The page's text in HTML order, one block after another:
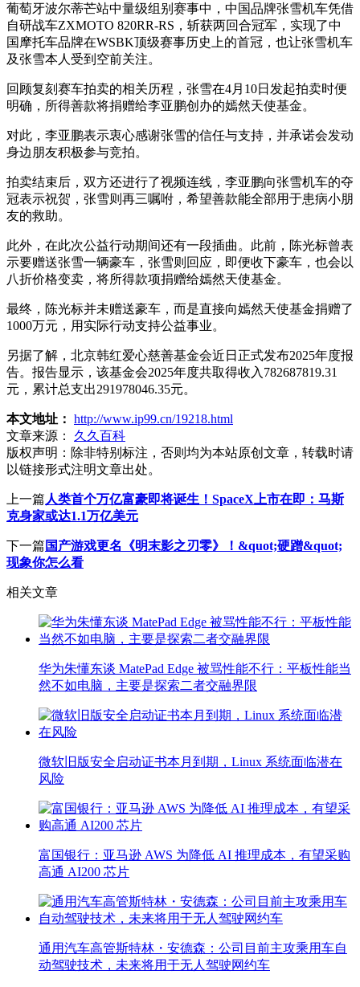
葡萄牙波尔蒂芒站中量级组别赛事中，中国品牌张雪机车凭借
自研战车ZXMOTO 820RR-RS，斩获两回合冠军，实现了中
国摩托车品牌在WSBK顶级赛事历史上的首冠，也让张雪机车
及张雪本人受到空前关注。
回顾复刻赛车拍卖的相关历程，张雪在4月10日发起拍卖时便
明确，所得善款将捐赠给李亚鹏创办的嫣然天使基金。
对此，李亚鹏表示衷心感谢张雪的信任与支持，并承诺会发动
身边朋友积极参与竞拍。
拍卖结束后，双方还进行了视频连线，李亚鹏向张雪机车的夺
冠表示祝贺，张雪则再三嘱咐，希望善款能全部用于患病小朋
友的救助。
此外，在此次公益行动期间还有一段插曲。此前，陈光标曾表
示要赠送张雪一辆豪车，张雪则回应，即便收下豪车，也会以
八折价格变卖，将所得款项捐赠给嫣然天使基金。
最终，陈光标并未赠送豪车，而是直接向嫣然天使基金捐赠了
1000万元，用实际行动支持公益事业。
另据了解，北京韩红爱心慈善基金会近日正式发布2025年度报
告。报告显示，该基金会2025年度共取得收入782687819.31
元，累计总支出291978046.35元。
本文地址： http://www.ip99.cn/19218.html
文章来源：
久久百科
版权声明： 除非特别标注，否则均为本站原创文章，转载时请
以链接形式注明文章出处。
上一篇 人类首个万亿富豪即将诞生！SpaceX上市在即：马斯
克身家或达1.1万亿美元
下一篇 国产游戏更名《明末影之刃零》！&quot;硬蹭&quot;
现象你怎么看
相关文章
华为朱懂东谈 MatePad Edge 被骂性能不行：平板性能当
然不如电脑，主要是探索二者交融界限
微软旧版安全启动证书本月到期，Linux 系统面临潜在
风险
富国银行：亚马逊 AWS 为降低 AI 推理成本，有望采购
高通 AI200 芯片
通用汽车高管斯特林・安德森：公司目前主攻乘用车自
动驾驶技术，未来将用于无人驾驶网约车